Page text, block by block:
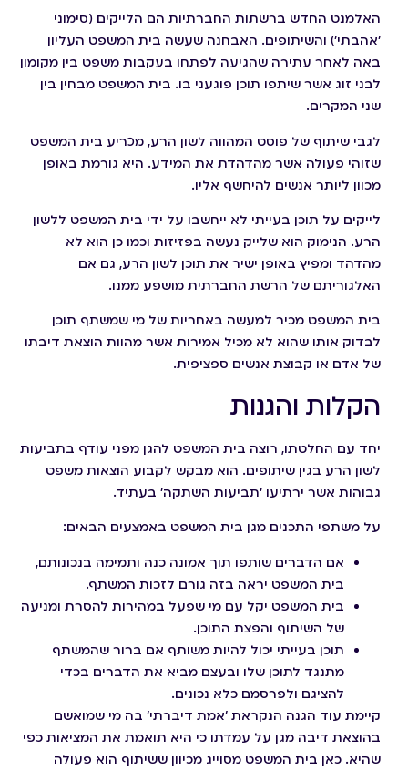
האלמנט החדש ברשתות החברתיות הם הלייקים (סימוני
'אהבתי') והשיתופים. האבחנה שעשה בית המשפט העליון
באה לאחר עתירה שהגיעה לפתחו בעקבות משפט בין מקומון
לבני זוג אשר שיתפו תוכן פוגעני בו. בית המשפט מבחין בין
שני המקרים.
לגבי שיתוף של פוסט המהווה לשון הרע, מכריע בית המשפט
שזוהי פעולה אשר מהדהדת את המידע. היא גורמת באופן
מכוון ליותר אנשים להיחשף אליו.
לייקים על תוכן בעייתי לא ייחשבו על ידי בית המשפט ללשון
הרע. הנימוק הוא שלייק נעשה בפזיזות וכמו כן הוא לא
מהדהד ומפיץ באופן ישיר את תוכן לשון הרע, גם אם
האלגוריתם של הרשת החברתית מושפע ממנו.
בית המשפט מכיר למעשה באחריות של מי שמשתף תוכן
לבדוק אותו שהוא לא מכיל אמירות אשר מהוות הוצאת דיבתו
של אדם או קבוצת אנשים ספציפית.
הקלות והגנות
יחד עם החלטתו, רוצה בית המשפט להגן מפני עודף בתביעות
לשון הרע בגין שיתופים. הוא מבקש לקבוע הוצאות משפט
גבוהות אשר ירתיעו 'תביעות השתקה' בעתיד.
על משתפי התכנים מגן בית המשפט באמצעים הבאים:
אם הדברים שותפו תוך אמונה כנה ותמימה בנכונותם,
בית המשפט יראה בזה גורם לזכות המשתף.
בית המשפט יקל עם מי שפעל במהירות להסרת ומניעה
של השיתוף והפצת התוכן.
תוכן בעייתי יכול להיות משותף אם ברור שהמשתף
מתנגד לתוכן שלו ובעצם מביא את הדברים בכדי
להציגם ולפרסמם כלא נכונים.
קיימת עוד הגנה הנקראת 'אמת דיברתי' בה מי שמואשם
בהוצאת דיבה מגן על עמדתו כי היא תואמת את המציאות כפי
שהיא. כאן בית המשפט מסוייג מכיוון ששיתוף הוא פעולה